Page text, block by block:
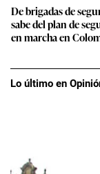
De brigadas de
sabe del plan de
en marcha en
Lo último en